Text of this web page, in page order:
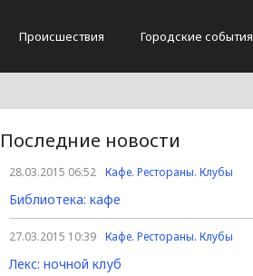
Происшествия Городские события
Последние новости
28.03.2015 06:52 Кафе. Рестораны. Клубы
Библиотека: кафе
27.03.2015 10:39 Кафе. Рестораны. Клубы
Лекс: ночной клуб